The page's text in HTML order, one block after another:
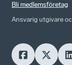
Bli medlemsföretag
Ansvarig utgivare